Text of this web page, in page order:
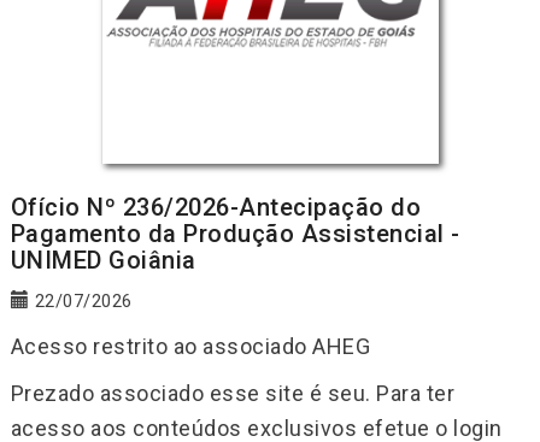
Ofício Nº 236/2026-Antecipação do
Pagamento da Produção Assistencial -
UNIMED Goiânia
22/07/2026
Acesso restrito ao associado AHEG
Prezado associado esse site é seu. Para ter
acesso aos conteúdos exclusivos efetue o login